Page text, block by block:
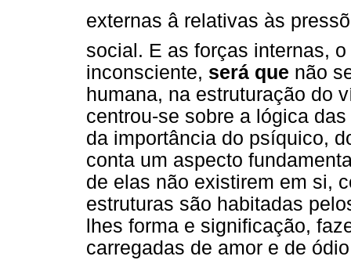
externas â relativas às
social. E as forças internas,
inconsciente, será que não
humana, na estruturação do
centrou-se sobre a lógica
da importância do psíquico,
conta um aspecto
de elas não existirem em si,
estruturas são habitadas
lhes forma e significação,
carregadas de amor e de